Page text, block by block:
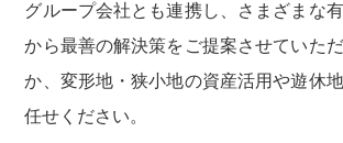
グループ会社とも連携し、さまざまな
から最善の解決策をご提案させていた
か、変形地・狭小地の資産活用や遊休
任せください。